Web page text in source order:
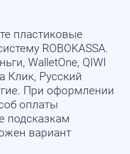
пластиковые
ROBOKASSA.
WalletOne, QIWI
Клик, Русский
При оформлении
оплаты
подсказкам
вариант